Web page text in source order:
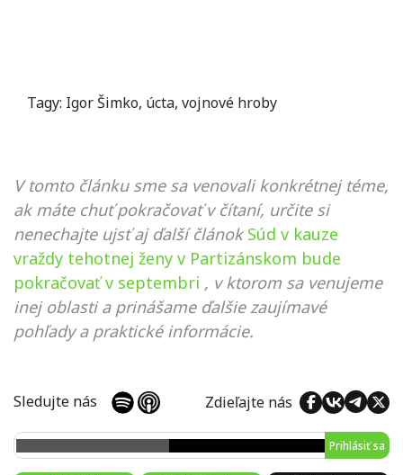
Tagy: Igor Šimko, úcta, vojnové hroby
V tomto článku sme sa venovali konkrétnej téme,
ak máte chuť pokračovať v čítaní, určite si
nenechajte ujsť aj ďalší článok Súd v kauze
vraždy tehotnej ženy v Partizánskom bude
pokračovať v septembri , v ktorom sa venujeme
inej oblasti a prinášame ďalšie zaujímavé
pohľady a praktické informácie.
Sledujte nás Zdieľajte nás
Prihlásiť sa